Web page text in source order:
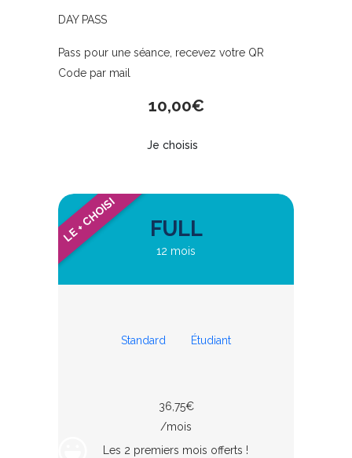
DAY PASS
Pass pour une séance, recevez votre QR
Code par mail
10,00€
Je choisis
LE + CHOISI FULL
12 mois
Standard Étudiant
36,75€
/mois
Les 2 premiers mois offerts !